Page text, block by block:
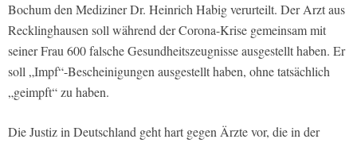
Bochum den Mediziner Dr. Heinrich Habig verurteilt. Der Arzt aus
Recklinghausen soll während der Corona-Krise gemeinsam mit
seiner Frau 600 falsche Gesundheitszeugnisse ausgestellt haben. Er
soll „Impf“-Bescheinigungen ausgestellt haben, ohne tatsächlich
„geimpft“ zu haben.
Die Justiz in Deutschland geht hart gegen Ärzte vor, die in der